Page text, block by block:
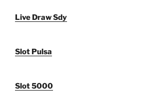
Live Draw Sdy
Slot Pulsa
Slot 5000